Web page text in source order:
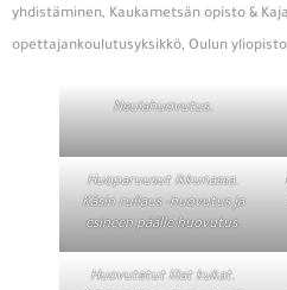
yhdistäminen, Kaukametsän opisto &
opettajankoulutusyksikkö, Oulun yliopisto
Neulahuovutus.
Huoparuusut ikkunassa.
Käsin rullaus -huovutus ja
esineen päälle huovutus.
Huovutetut lilat kukat.